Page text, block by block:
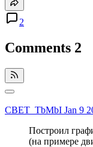
2
Comments 2
CBET_TbMbI Jan 9
Построил
(на примере